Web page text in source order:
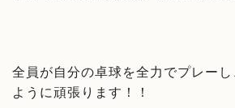
全員が自分の卓球を全力でプレー
ように頑張ります！！